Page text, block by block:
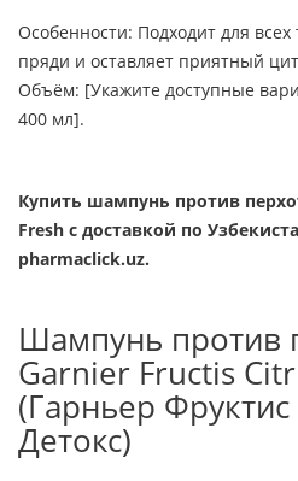
Особенности: Подходит для
пряди и оставляет приятный
Объём: [Укажите доступные
400 мл].
Купить шампунь против
Fresh с доставкой по
pharmaclick.uz.
Шампунь против
Garnier Fructis
(Гарньер
Детокс)